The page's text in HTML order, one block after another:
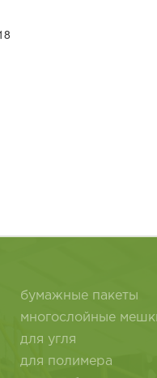
бумажные пакеты
многослойные
для угля
для полимера